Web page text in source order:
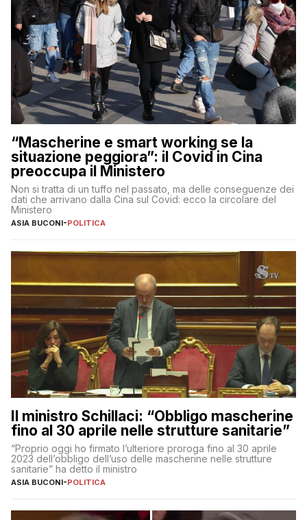
“Mascherine e smart working se la
situazione peggiora”: il Covid in Cina
preoccupa il Ministero
Non si tratta di un tuffo nel passato, ma delle conseguenze dei
dati che arrivano dalla Cina sul Covid: ecco la circolare del
Ministero
ASIA BUCONI-POLITICA
Il ministro Schillaci: “Obbligo mascherine
fino al 30 aprile nelle strutture sanitarie”
“Proprio oggi ho firmato l’ulteriore proroga fino al 30 aprile
2023 dell’obbligo dell’uso delle mascherine nelle strutture
sanitarie” ha detto il ministro
ASIA BUCONI-POLITICA